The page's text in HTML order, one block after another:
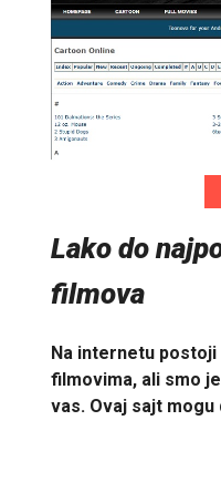
Lako do
filmova
Na internetu
filmovima, ali smo
vas. Ovaj sajt